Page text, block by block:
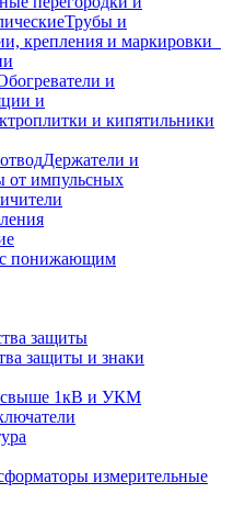
Трубы и
крепления и маркировки
и
и
и кипятильники
Держатели и
от импульсных
понижающим
защиты
защиты и знаки
свыше 1кВ и УКМ
измерительные